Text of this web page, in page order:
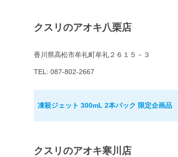
クスリのアオキ八栗店
香川県高松市牟礼町牟礼２６１５－３
TEL: 087-802-2667
凍殺ジェット 300mL 2本パック 限定企画品
クスリのアオキ寒川店